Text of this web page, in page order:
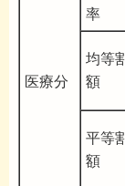
医療分
率
均等
額
平等
額